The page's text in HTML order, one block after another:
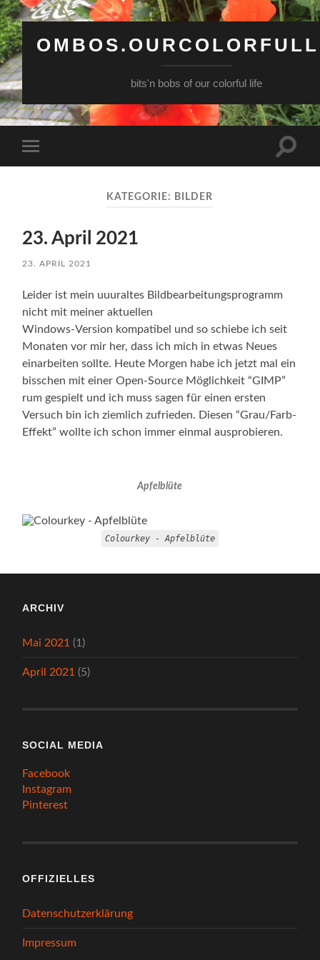
bits'n bobs of our colorful life
Menü
KATEGORIE: BILDER
23. April 2021
23. APRIL 2021
Leider ist mein uuuraltes Bildbearbeitungsprogramm
nicht mit meiner aktuellen
Windows-Version kompatibel und so schiebe ich seit
Monaten vor mir her, dass ich mich in etwas Neues
einarbeiten sollte. Heute Morgen habe ich jetzt mal ein
bisschen mit einer Open-Source Möglichkeit “GIMP”
rum gespielt und ich muss sagen für einen ersten
Versuch bin ich ziemlich zufrieden. Diesen “Grau/Farb-
Effekt” wollte ich schon immer einmal ausprobieren.
Apfelblüte
Colourkey - Apfelblüte
ARCHIV
Mai 2021 (1)
April 2021 (5)
SOCIAL MEDIA
Facebook
Instagram
Pinterest
OFFIZIELLES
Datenschutzerklärung
Impressum